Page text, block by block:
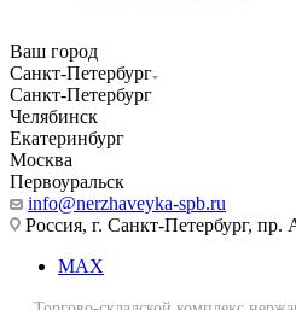
Ваш город
Санкт-Петербург
Санкт-Петербург
Челябинск
Екатеринбург
Москва
Первоуральск
info@nerzhaveyka-spb.ru
Россия, г. Санкт-Петербург,
MAX